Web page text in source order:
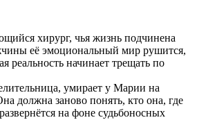
хирург, чья жизнь подчинена
её эмоциональный мир рушится,
реальность начинает трещать по
умирает у Марии на
должна заново понять, кто она, где
на фоне судьбоносных